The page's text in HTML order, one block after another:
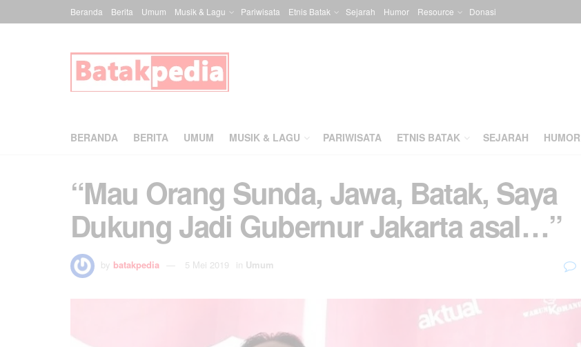
Beranda Berita Umum Musik & Lagu Pariwisata Etnis Batak Sejarah Humor Resource Donasi
BERANDA BERITA UMUM MUSIK & LAGU PARIWISATA ETNIS BATAK SEJARAH HUMOR
“Mau Orang Sunda, Jawa, Batak, Saya
Dukung Jadi Gubernur Jakarta asal…”
by batakpedia 5 Mei 2019 in Umum